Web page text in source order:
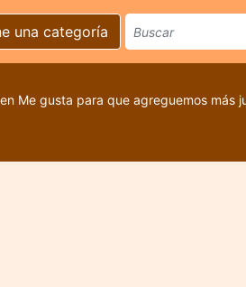
una categoría
Me gusta para que agreguemos más